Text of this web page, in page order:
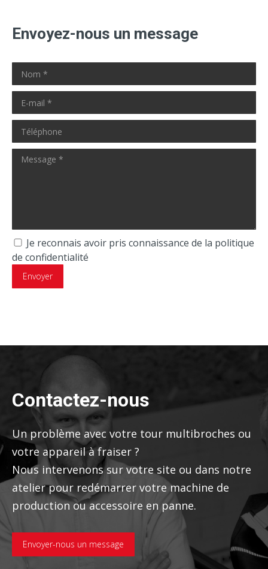
Envoyez-nous un message
Je reconnais avoir pris connaissance de la politique
de confidentialité
Contactez-nous
Un problème avec votre tour multibroches ou
votre appareil à fraiser ?
Nous intervenons sur votre site ou dans notre
atelier pour redémarrer votre machine de
production ou accessoire en panne.
Envoyer-nous un message